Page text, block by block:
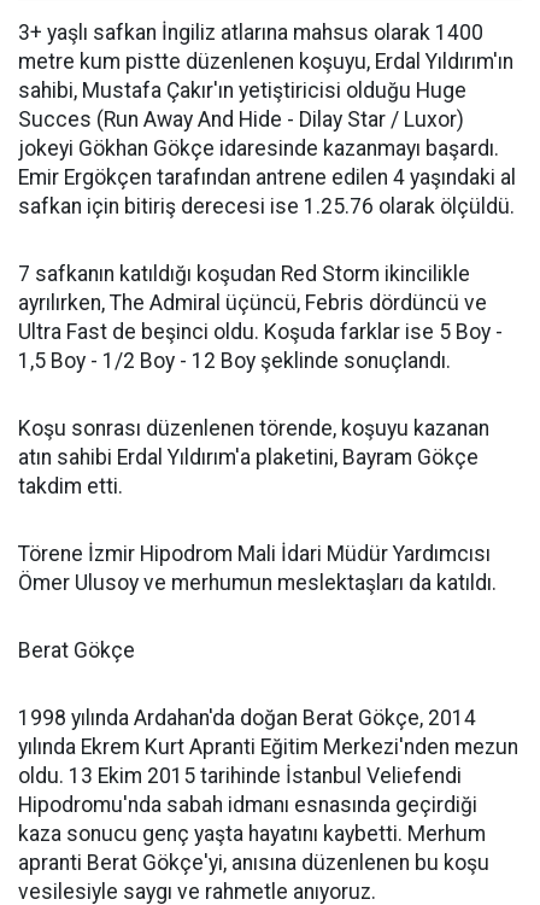
3+ yaşlı safkan İngiliz atlarına mahsus olarak 1400
metre kum pistte düzenlenen koşuyu, Erdal Yıldırım'ın
sahibi, Mustafa Çakır'ın yetiştiricisi olduğu Huge
Succes (Run Away And Hide - Dilay Star / Luxor)
jokeyi Gökhan Gökçe idaresinde kazanmayı başardı.
Emir Ergökçen tarafından antrene edilen 4 yaşındaki al
safkan için bitiriş derecesi ise 1.25.76 olarak ölçüldü.
7 safkanın katıldığı koşudan Red Storm ikincilikle
ayrılırken, The Admiral üçüncü, Febris dördüncü ve
Ultra Fast de beşinci oldu. Koşuda farklar ise 5 Boy -
1,5 Boy - 1/2 Boy - 12 Boy şeklinde sonuçlandı.
Koşu sonrası düzenlenen törende, koşuyu kazanan
atın sahibi Erdal Yıldırım'a plaketini, Bayram Gökçe
takdim etti.
Törene İzmir Hipodrom Mali İdari Müdür Yardımcısı
Ömer Ulusoy ve merhumun meslektaşları da katıldı.
Berat Gökçe
1998 yılında Ardahan'da doğan Berat Gökçe, 2014
yılında Ekrem Kurt Apranti Eğitim Merkezi'nden mezun
oldu. 13 Ekim 2015 tarihinde İstanbul Veliefendi
Hipodromu'nda sabah idmanı esnasında geçirdiği
kaza sonucu genç yaşta hayatını kaybetti. Merhum
apranti Berat Gökçe'yi, anısına düzenlenen bu koşu
vesilesiyle saygı ve rahmetle anıyoruz.